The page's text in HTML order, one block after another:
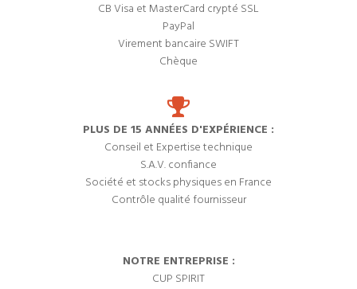
CB Visa et MasterCard crypté SSL
PayPal
Virement bancaire SWIFT
Chèque
PLUS DE 15 ANNÉES D'EXPÉRIENCE :
Conseil et Expertise technique
S.A.V. confiance
Société et stocks physiques en France
Contrôle qualité fournisseur
NOTRE ENTREPRISE :
CUP SPIRIT